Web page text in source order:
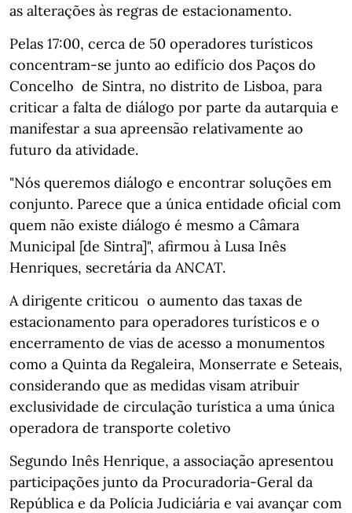
as alterações às regras de estacionamento.
Pelas 17:00, cerca de 50 operadores turísticos
concentram-se junto ao edifício dos Paços do
Concelho de Sintra, no distrito de Lisboa, para
criticar a falta de diálogo por parte da autarquia e
manifestar a sua apreensão relativamente ao
futuro da atividade.
"Nós queremos diálogo e encontrar soluções em
conjunto. Parece que a única entidade oficial com
quem não existe diálogo é mesmo a Câmara
Municipal [de Sintra]", afirmou à Lusa Inês
Henriques, secretária da ANCAT.
A dirigente criticou o aumento das taxas de
estacionamento para operadores turísticos e o
encerramento de vias de acesso a monumentos
como a Quinta da Regaleira, Monserrate e Seteais,
considerando que as medidas visam atribuir
exclusividade de circulação turística a uma única
operadora de transporte coletivo
Segundo Inês Henrique, a associação apresentou
participações junto da Procuradoria-Geral da
República e da Polícia Judiciária e vai avançar com